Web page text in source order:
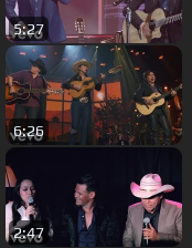
5:27
6:26
2:47